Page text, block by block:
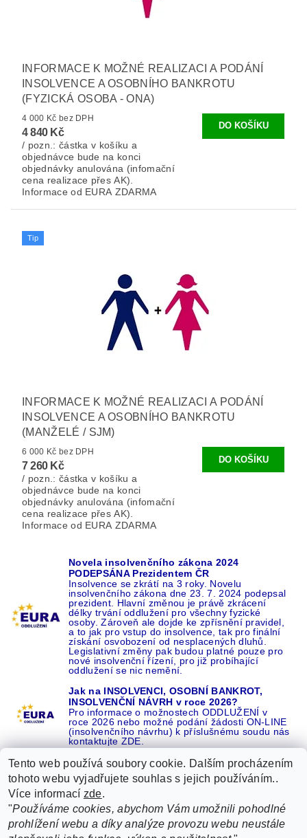
INFORMACE K MOŽNÉ REALIZACI A PODÁNÍ
INSOLVENCE A OSOBNÍHO BANKROTU
(FYZICKÁ OSOBA - ONA)
4 000 Kč bez DPH
4 840 Kč
/ pozn.: částka v košíku a
objednávce bude na konci
objednávky anulována (infomační
cena realizace přes AK).
Informace od EURA ZDARMA
Tip
INFORMACE K MOŽNÉ REALIZACI A PODÁNÍ
INSOLVENCE A OSOBNÍHO BANKROTU
(MANŽELÉ / SJM)
6 000 Kč bez DPH
7 260 Kč
/ pozn.: částka v košíku a
objednávce bude na konci
objednávky anulována (infomační
cena realizace přes AK).
Informace od EURA ZDARMA
Novela insolvenčního zákona 2024
PODEPSÁNA Prezidentem ČR
Insolvence se zkrátí na 3 roky. Novelu
insolvenčního zákona dne 23. 7. 2024 podepsal
prezident. Hlavní změnou je právě zkrácení
délky trvání oddlužení pro všechny fyzické
osoby. Zároveň ale dojde ke zpřísnění pravidel,
a to jak pro vstup do insolvence, tak pro finální
získání osvobození od nesplacených dluhů.
Legislativní změny pak budou platné pouze pro
nové insolvenční řízení, pro již probíhající
oddlužení se nic nemění.
Jak na INSOLVENCI, OSOBNÍ BANKROT,
INSOLVENČNÍ NÁVRH v roce 2026?
Pro informace o možnostech ODDLUŽENÍ v
roce 2026 nebo možné podání žádosti ON-LINE
(insolvenčního návrhu) k příslušnému soudu nás
kontaktujte ZDE.
Recenze o NÁS na GOOGLE 16 let REFERENCÍ v celé ČR |
Recenze o NÁS na SEZNAMU |
ŽÁDEJTE život BEZ DLUHŮ nebo EXEKUCÍ ZDE
Tento web používá soubory cookie. Dalším procházením
tohoto webu vyjadřujete souhlas s jejich používáním..
Více informací zde.
"Používáme cookies, abychom Vám umožnili pohodlné
prohlížení webu a díky analýze provozu webu neustále